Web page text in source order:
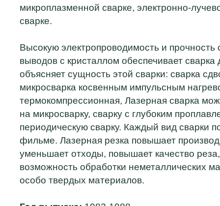
микроплазменной сварке, электронно-
сварке.
Высокую электропроводимость и
выводов с кристаллом обеспечивает
объясняет сущность этой сварки: сварка
микросварка косвенным импульсным
термокомпрессионная, Лазерная сварка
на микросварку, сварку с глубоким
периодическую сварку. Каждый вид сварки
фильме. Лазерная резка повышает
уменьшает отходы, повышает качество
возможность обработки неметаллических
особо твердых материалов.